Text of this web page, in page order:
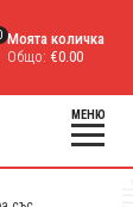
Моята количка
Общо: €0.00
МЕНЮ